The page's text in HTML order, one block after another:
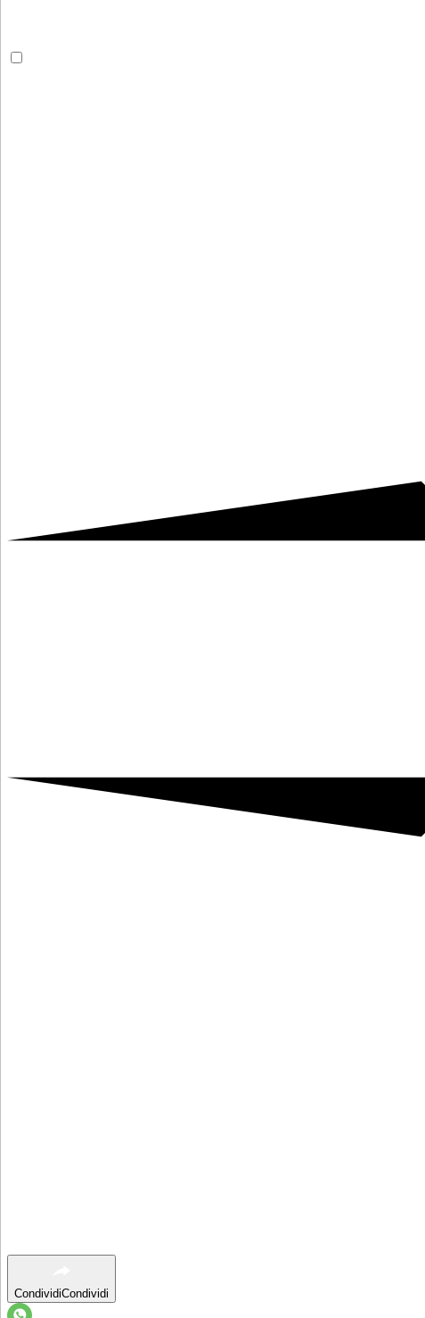
CondividiCondividi